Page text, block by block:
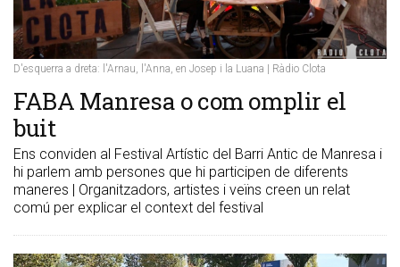
D'esquerra a dreta: l'Arnau, l'Anna, en Josep i la Luana | Ràdio Clota
FABA Manresa o com omplir el
buit
Ens conviden al Festival Artístic del Barri Antic de Manresa i
hi parlem amb persones que hi participen de diferents
maneres | Organitzadors, artistes i veïns creen un relat
comú per explicar el context del festival